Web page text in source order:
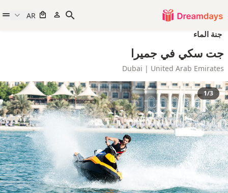
AR
جنة الماء
جت سكي في جميرا
Dubai | United Arab Emirates
1/3